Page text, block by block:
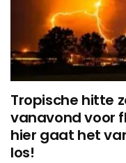
Tropische hitte
vanavond voor
hier gaat het
los!